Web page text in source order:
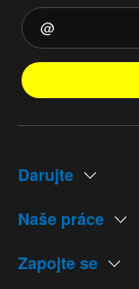
Darujte
Naše práce
Zapojte se